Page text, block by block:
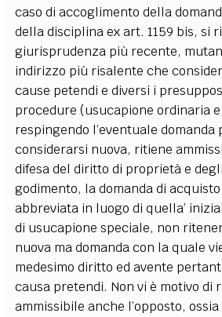
caso di accoglimento della
della disciplina ex art. 1159 bis, si
giurisprudenza più recente,
indirizzo più risalente che
cause petendi e diversi i
procedure (usucapione ordinaria
respingendo l’eventuale domanda
considerarsi nuova, ritiene
difesa del diritto di proprietà e
godimento, la domanda di
abbreviata in luogo di quella’
di usucapione speciale, non
nuova ma domanda con la quale
medesimo diritto ed avente
causa pretendi. Non vi è motivo di
ammissibile anche l’opposto,